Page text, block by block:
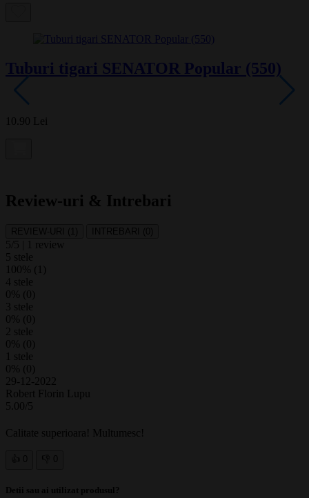
Tuburi tigari SENATOR Popular (550)
10.90 Lei
Review-uri & Intrebari
5/5
| 1 review
5 stele
100% (1)
4 stele
0% (0)
3 stele
0% (0)
2 stele
0% (0)
1 stele
0% (0)
29-12-2022
Robert Florin Lupu
5.00/5
Calitate superioara! Multumesc!
Detii sau ai utilizat produsul?